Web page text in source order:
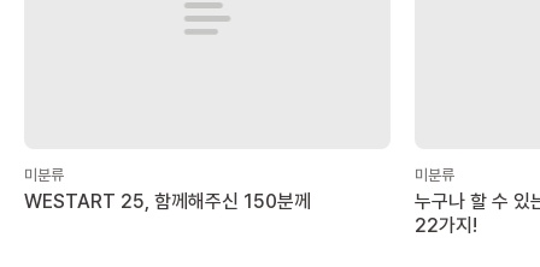
미분류
WESTART 25, 함께해주신 150분께
미분류
누구나 할 수 있
22가지!